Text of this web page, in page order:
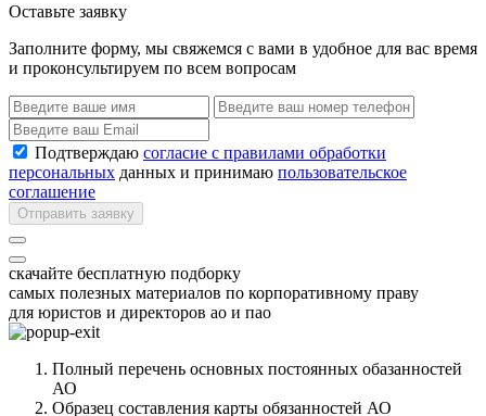
Оставьте заявку
Заполните форму, мы свяжемся с вами в удобное для вас время
и проконсультируем по всем вопросам
Подтверждаю согласие с правилами обработки
персональных данных и принимаю пользовательское
соглашение
Отправить заявку
скачайте бесплатную подборку
самых полезных материалов по корпоративному праву
для юристов и директоров ао и пао
Полный перечень основных постоянных обазанностей
АО
Образец составления карты обязанностей АО